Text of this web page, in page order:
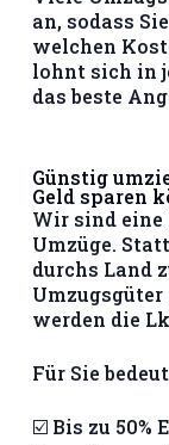
an, sodass
welchen
lohnt sich in
das beste
Günstig
Geld sparen
Wir sind
Umzüge.
durchs Land
werden die
Für Sie
☑️ Bis zu 50%